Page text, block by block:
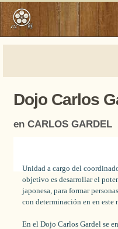
Dojo Carlos
en CARLOS GARDEL
Unidad a cargo del
objetivo es desarrollar el
japonesa, para formar
con determinación en en este
En el Dojo Carlos Gardel se